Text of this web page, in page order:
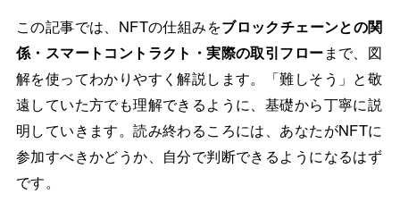
この記事では、NFTの仕組みをブロックチェーンとの関
係・スマートコントラクト・実際の取引フローまで、図
解を使ってわかりやすく解説します。「難しそう」と敬
遠していた方でも理解できるように、基礎から丁寧に説
明していきます。読み終わるころには、あなたがNFTに
参加すべきかどうか、自分で判断できるようになるはず
です。